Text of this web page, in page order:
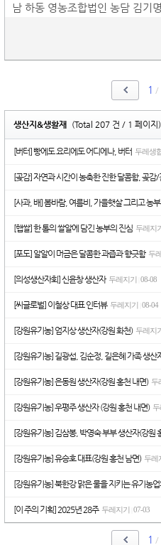
남 하동 영농조합법인 농담 김기명
1 /
생산지&생활재 (Total 207 건 / 1 페이지)
[버터] 빵에도 요리에도 어디에나, 버터 두레생
[곶감] 자연과 시간이 농축한 진한 달콤함, 곶
[사과, 배] 봄바람, 여름비, 가을햇살 그리고 농
[햅쌀] 한 톨의 쌀알에 담긴 농부의 진심 두레지
[포도] 알알이 머금은 달콤한 과즙과 향긋함 두
[의성생산자회] 신윤창 생산자 두레지기 08-08
[씨글로벌] 이철상 대표 인터뷰 두레지기 08-04
[강원유기농] 엄지상 생산자(강원 화천) 두레지
[강원유기농] 길광섭, 김순정, 길은혜 가족 생
[강원유기농] 은동원 생산자(강원 홍천 내면) 두
[강원유기농] 우평주 생산자 (강원 홍천 내면)
[강원유기농] 김삼봉, 박영숙 부부 생산자(강원
[강원유기농] 유승호 대표(강원 홍천 남면) 두레
[강원유기농] 북한강 맑은 물을 지키는 유기농
[이 주의 기획] 2025년 28주 두레지기 07-03
1 /